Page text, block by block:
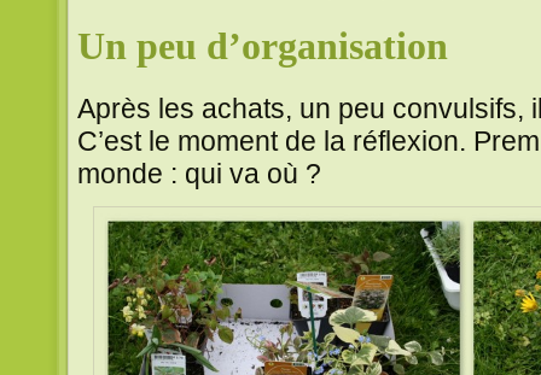
Un peu d’organisation
Après les achats, un peu convulsifs,
C’est le moment de la réflexion.
monde : qui va où ?